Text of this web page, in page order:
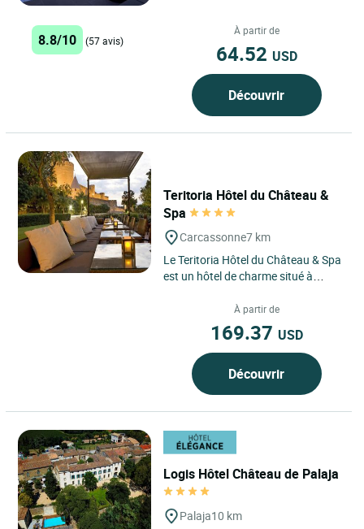
d’une histoire forte,...
8.8/10 (57 avis)
À partir de
64.52 USD
Découvrir
Teritoria Hôtel du Château &
Spa
Carcassonne7 km
Le Teritoria Hôtel du Château & Spa
est un hôtel de charme situé à
quelques pas...À partir de
169.37 USD
Découvrir
Logis Hôtel Château de Palaja
Palaja10 km